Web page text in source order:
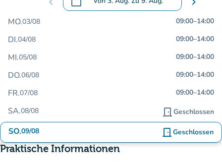
.Öffnen Sie den Kalender, um Daten zu
MO.03/08 09:00–14:00
DI.04/08 09:00–14:00
MI.05/08 09:00–14:00
DO.06/08 09:00–14:00
FR.07/08 09:00–14:00
SA.08/08 door_front Geschlossen
SO.09/08 door_front Geschlossen
Praktische Informationen